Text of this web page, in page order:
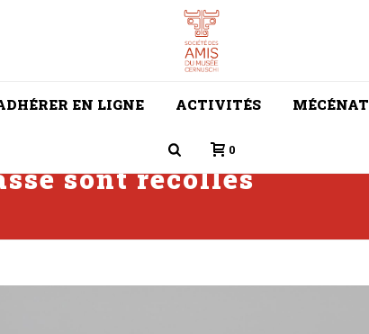
EN LIGNE ACTIVITÉS MÉCÉNAT
0
sont recollés